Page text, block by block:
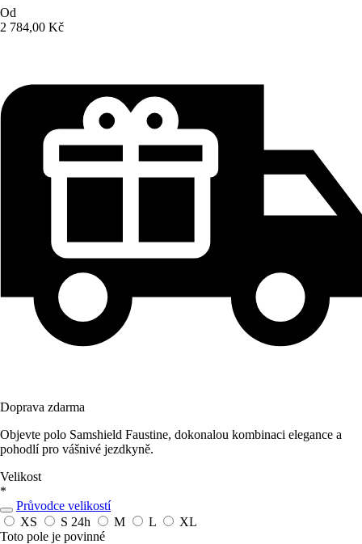
Od
2 784,00 Kč
Doprava zdarma
Objevte polo Samshield Faustine, dokonalou kombinaci elegance a
pohodlí pro vášnivé jezdkyně.
Velikost
*
Průvodce velikostí
XS
S 24h M L
XL
Toto pole je povinné